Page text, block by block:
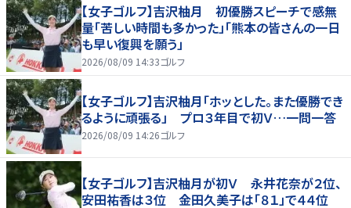
【女子ゴルフ】吉沢柚月 初優勝スピーチで感無
量「苦しい時間も多かった」「熊本の皆さんの一日
も早い復興を願う」
2026/08/09 14:33ゴルフ
【女子ゴルフ】吉沢柚月「ホッとした。また優勝でき
るように頑張る」 プロ３年目で初Ｖ…一問一答
2026/08/09 14:26ゴルフ
【女子ゴルフ】吉沢柚月が初Ｖ 永井花奈が２位、
安田祐香は３位 金田久美子は「８１」で４４位